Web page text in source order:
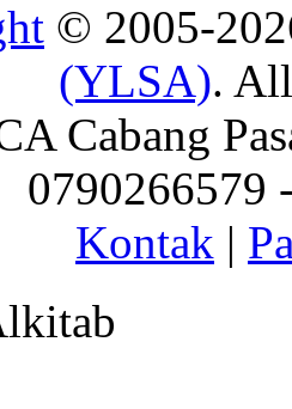
© 2005-
(YLSA).
Cabang
0790266579
Kontak |